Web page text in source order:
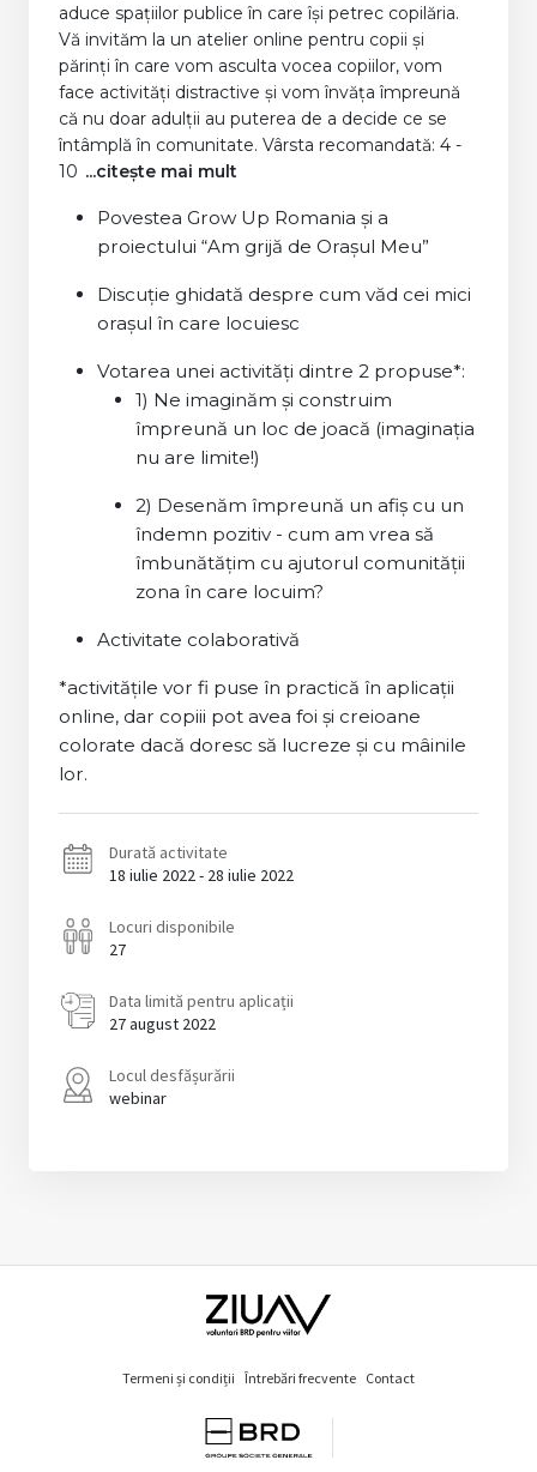
aduce spațiilor publice în care își petrec copilăria.
Vă invităm la un atelier online pentru copii și
părinți în care vom asculta vocea copiilor, vom
face activități distractive și vom învăța împreună
că nu doar adulții au puterea de a decide ce se
întâmplă în comunitate. Vârsta recomandată: 4 -
10 ...citește mai mult
Povestea Grow Up Romania și a
proiectului “Am grijă de Orașul Meu”
Discuție ghidată despre cum văd cei mici
orașul în care locuiesc
Votarea unei activități dintre 2 propuse*:
1) Ne imaginăm și construim
împreună un loc de joacă (imaginația
nu are limite!)
2) Desenăm împreună un afiș cu un
îndemn pozitiv - cum am vrea să
îmbunătățim cu ajutorul comunității
zona în care locuim?
Activitate colaborativă
*activitățile vor fi puse în practică în aplicații
online, dar copiii pot avea foi și creioane
colorate dacă doresc să lucreze și cu mâinile
lor.
Durată activitate
18 iulie 2022 - 28 iulie 2022
Locuri disponibile
27
Data limită pentru aplicații
27 august 2022
Locul desfășurării
webinar
Termeni și condiții Întrebări frecvente Contact